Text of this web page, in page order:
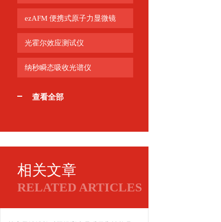
ezAFM 便携式原子力显微镜
光霍尔效应测试仪
纳秒瞬态吸收光谱仪
查看全部
相关文章
RELATED ARTICLES